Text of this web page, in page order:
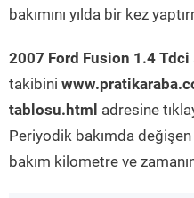
bakımını yılda bir kez
2007 Ford Fusion 1.4 Tdci
takibini
tablosu.html adresine
Periyodik bakımda
bakım kilometre ve